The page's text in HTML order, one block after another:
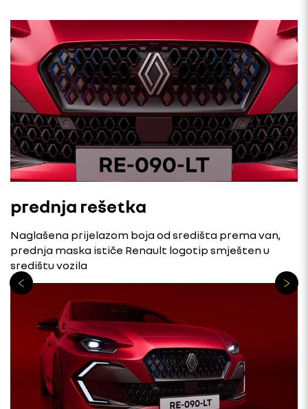
prednja rešetka
Naglašena prijelazom boja od središta prema van,
prednja maska ističe Renault logotip smješten u
središtu vozila